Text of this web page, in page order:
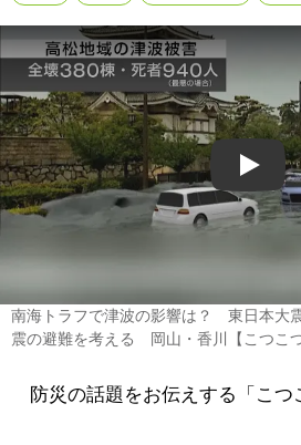
Play
南海トラフで津波の影響は？ 東日本大
震の避難を考える 岡山・香川【こつこつ
防災の話題をお伝えする「こつ